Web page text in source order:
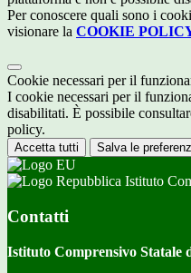
Per conoscere quali sono i
visionare la COOKIE
Cookie necessari per il
I cookie necessari per il
disabilitati. È possibile
policy.
Accetta tutti Salva le
Istituto
Contatti
Istituto Comprensivo Statale